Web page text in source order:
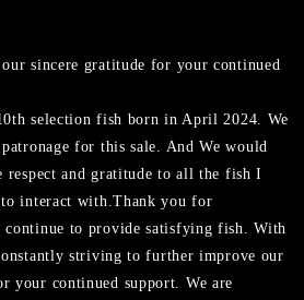
sincere gratitude for your continued
selection fish born in April 2024. We
for this sale. And We would
respect and gratitude to all the fish I
interact with.Thank you for
continue to provide satisfying fish. With
striving to further improve our
your continued support. We are